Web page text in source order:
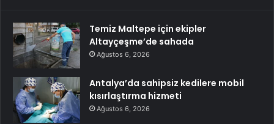
Temiz Maltepe için ekipler
Altayçeşme’de sahada
Ağustos 6, 2026
Antalya’da sahipsiz kedilere mobil
kısırlaştırma hizmeti
Ağustos 6, 2026